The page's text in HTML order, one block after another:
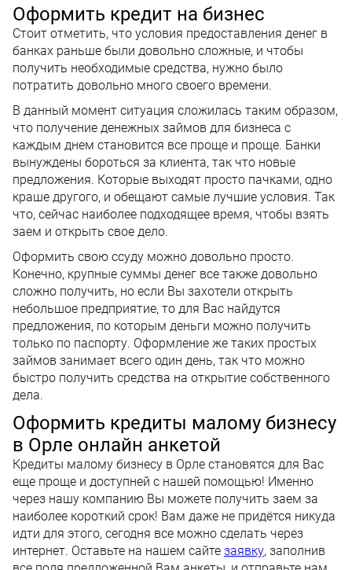
Оформить кредит на бизнес
Стоит отметить, что условия предоставления денег в
банках раньше были довольно сложные, и чтобы
получить необходимые средства, нужно было
потратить довольно много своего времени.
В данный момент ситуация сложилась таким образом,
что получение денежных займов для бизнеса с
каждым днем становится все проще и проще. Банки
вынуждены бороться за клиента, так что новые
предложения. Которые выходят просто пачками, одно
краше другого, и обещают самые лучшие условия. Так
что, сейчас наиболее подходящее время, чтобы взять
заем и открыть свое дело.
Оформить свою ссуду можно довольно просто.
Конечно, крупные суммы денег все также довольно
сложно получить, но если Вы захотели открыть
небольшое предприятие, то для Вас найдутся
предложения, по которым деньги можно получить
только по паспорту. Оформление же таких простых
займов занимает всего один день, так что можно
быстро получить средства на открытие собственного
дела.
Оформить кредиты малому бизнесу
в Орле онлайн анкетой
Кредиты малому бизнесу в Орле становятся для Вас
еще проще и доступней с нашей помощью! Именно
через нашу компанию Вы можете получить заем за
наиболее короткий срок! Вам даже не придётся никуда
идти для этого, сегодня все можно сделать через
интернет. Оставьте на нашем сайте заявку, заполнив